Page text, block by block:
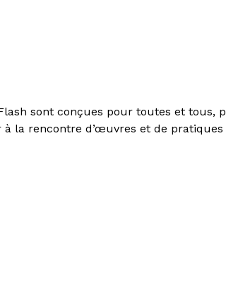
sont conçues pour toutes et tous,
à la rencontre d’œuvres et de